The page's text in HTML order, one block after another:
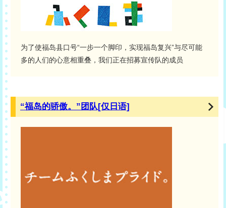
为了使福岛县口号“一步一个脚印，实现福岛复兴”与尽可能
多的人们的心意相重叠，我们正在招募宣传队的成员
“福岛的骄傲。”团队[仅日语]